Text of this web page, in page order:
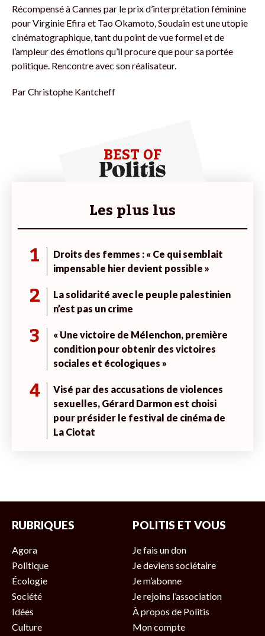
Récompensé à Cannes par le prix d’interprétation féminine
pour Virginie Efira et Tao Okamoto, Soudain est une utopie
cinématographique, tant du point de vue formel et de
l’ampleur des émotions qu’il procure que pour sa portée
politique. Rencontre avec son réalisateur.
ParChristophe Kantcheff
BEST OF
Les plus lus
1
Droits des femmes : « Ce qui semblait
impensable hier devient possible »
2
La solidarité avec le peuple palestinien
n’est pas un crime
3
« Une victoire de Mélenchon, première
condition pour obtenir des victoires
sociales et écologiques »
4
Visé par des accusations de violences
sexuelles, Gérard Darmon est choisi
pour présider le festival de cinéma de
La Ciotat
RUBRIQUES
Agora
Politique
Écologie
Société
Idées
Culture
POLITIS ET VOUS
Je fais un don
Je deviens sociétaire
Je m’abonne
Je rejoins l’association
À propos de Politis
Mon compte